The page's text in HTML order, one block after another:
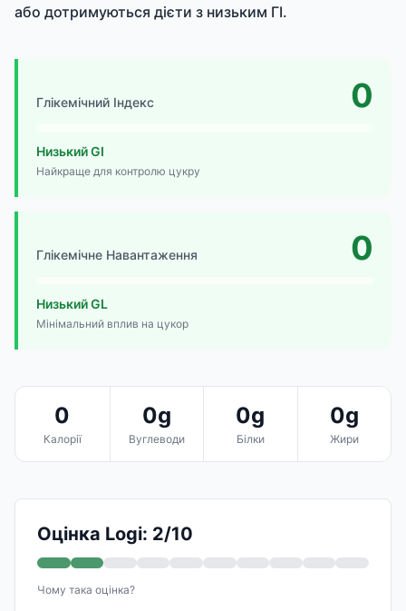
або дотримуються дієти з низьким ГІ.
Глікемічний Індекс 0
Низький GI
Найкраще для контролю цукру
Глікемічне Навантаження 0
Низький GL
Мінімальний вплив на цукор
0
Калорії
0g
Вуглеводи
0g
Білки
0g
Жири
Оцінка Logi: 2/10
Чому така оцінка?